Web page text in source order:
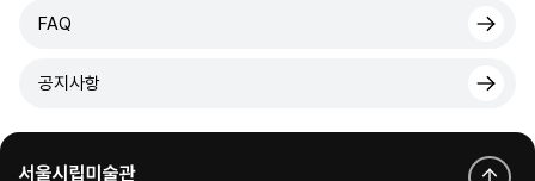
FAQ
공지사항